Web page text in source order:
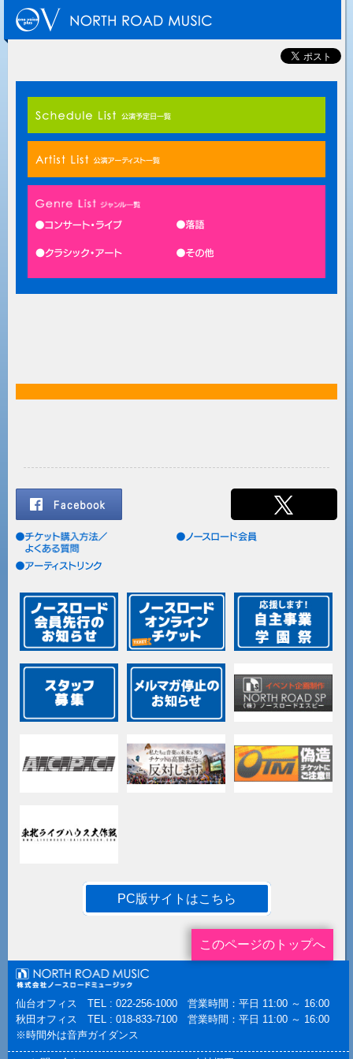
PC版サイトはこちら
このページのトップへ
仙台オフィス TEL : 022-256-1000 営業時間：平日 11:00 ～ 16:00
秋田オフィス TEL : 018-833-7100 営業時間：平日 11:00 ～ 16:00
※時間外は音声ガイダンス